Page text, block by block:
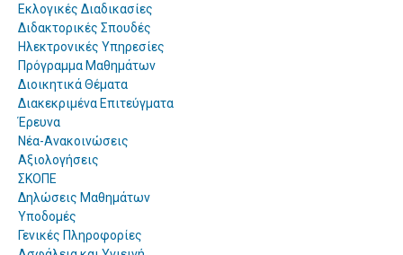
Εκλογικές Διαδικασίες
Διδακτορικές Σπουδές
Ηλεκτρονικές Υπηρεσίες
Πρόγραμμα Μαθημάτων
Διοικητικά Θέματα
Διακεκριμένα Επιτεύγματα
Έρευνα
Νέα-Ανακοινώσεις
Αξιολογήσεις
ΣΚΟΠΕ
Δηλώσεις Μαθημάτων
Υποδομές
Γενικές Πληροφορίες